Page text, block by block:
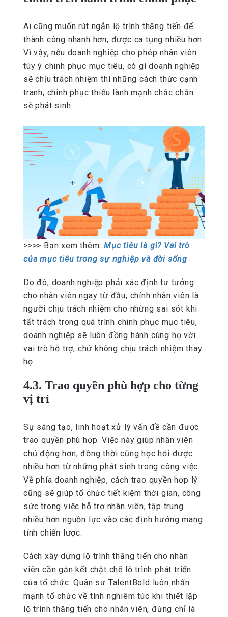
Ai cũng muốn rút ngắn lộ trình thăng tiến để
thành công nhanh hơn, được ca tụng nhiều hơn.
Vì vậy, nếu doanh nghiệp cho phép nhân viên
tùy ý chinh phục mục tiêu, có gì doanh nghiệp
sẽ chịu trách nhiệm thì những cách thức cạnh
tranh, chinh phục thiếu lành mạnh chắc chắn
sẽ phát sinh.
>>>> Bạn xem thêm:Mục tiêu là gì? Vai trò
của mục tiêu trong sự nghiệp và đời sống
Do đó, doanh nghiệp phải xác định tư tưởng
cho nhân viên ngay từ đầu, chính nhân viên là
người chịu trách nhiệm cho những sai sót khi
tất trách trong quá trình chinh phục mục tiêu,
doanh nghiệp sẽ luôn đồng hành cùng họ với
vai trò hỗ trợ, chứ không chịu trách nhiệm thay
họ.
4.3. Trao quyền phù hợp cho từng
vị trí
Sự sáng tạo, linh hoạt xử lý vấn đề cần được
trao quyền phù hợp. Việc này giúp nhân viên
chủ động hơn, đồng thời cũng học hỏi được
nhiều hơn từ những phát sinh trong công việc.
Về phía doanh nghiệp, cách trao quyền hợp lý
cũng sẽ giúp tổ chức tiết kiệm thời gian, công
sức trong việc hỗ trợ nhân viên, tập trung
nhiều hơn nguồn lực vào các định hướng mang
tính chiến lược.
Cách xây dựng lộ trình thăng tiến cho nhân
viên cần gắn kết chặt chẽ lộ trình phát triển
của tổ chức. Quân sư TalentBold luôn nhấn
mạnh tổ chức về tính nghiêm túc khi thiết lập
lộ trình thăng tiến cho nhân viên, đừng chỉ là